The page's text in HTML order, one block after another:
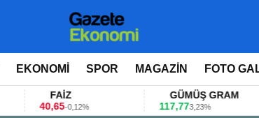
EKONOMİ SPOR MAGAZİN FOTO
40,65-0,12%
GÜMÜŞ GRAM
117,773,23%